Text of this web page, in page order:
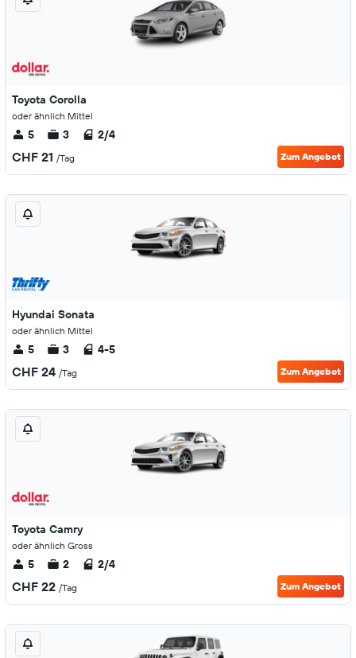
Toyota Corolla
oder ähnlich Mittel
5 3 2/4
CHF 21 /Tag Zum Angebot
Hyundai Sonata
oder ähnlich Mittel
5 3 4-5
CHF 24 /Tag Zum Angebot
Toyota Camry
oder ähnlich Gross
5 2 2/4
CHF 22 /Tag Zum Angebot